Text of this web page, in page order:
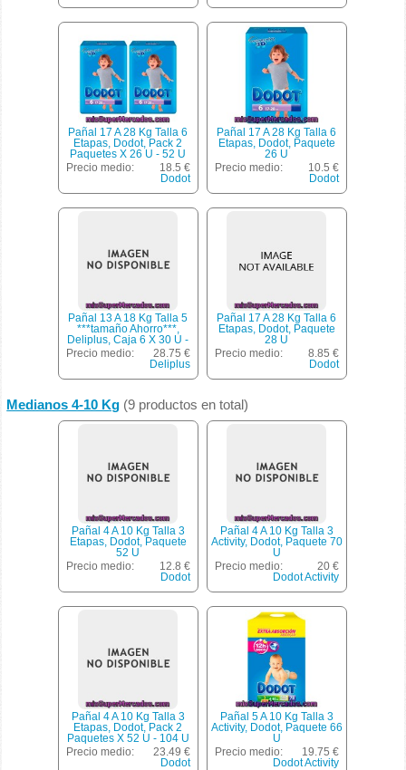
Pañal 17 A 28 Kg Talla 6
Etapas, Dodot, Pack 2
Paquetes X 26 U - 52 U
Precio medio:
18.5 €
Dodot
Pañal 17 A 28 Kg Talla 6
Etapas, Dodot, Paquete
26 U
Precio medio:
10.5 €
Dodot
Pañal 13 A 18 Kg Talla 5
***tamaño Ahorro***,
Deliplus, Caja 6 X 30 U -
180 U
Precio medio:
28.75 €
Deliplus
Pañal 17 A 28 Kg Talla 6
Etapas, Dodot, Paquete
28 U
Precio medio:
8.85 €
Dodot
Medianos 4-10 Kg (9 productos en total)
Pañal 4 A 10 Kg Talla 3
Etapas, Dodot, Paquete
52 U
Precio medio:
12.8 €
Dodot
Pañal 4 A 10 Kg Talla 3
Activity, Dodot, Paquete 70
U
Precio medio:
20 €
Dodot Activity
Pañal 4 A 10 Kg Talla 3
Etapas, Dodot, Pack 2
Paquetes X 52 U - 104 U
Precio medio:
23.49 €
Dodot
Pañal 5 A 10 Kg Talla 3
Activity, Dodot, Paquete 66
U
Precio medio:
19.75 €
Dodot Activity